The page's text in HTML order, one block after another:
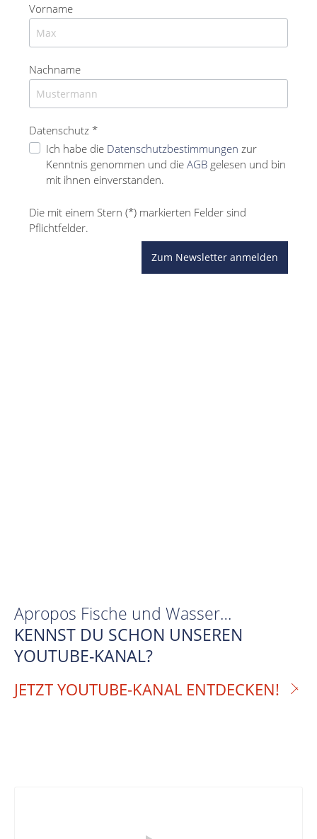
Vorname
Nachname
Datenschutz *
Ich habe die Datenschutzbestimmungen zur
Kenntnis genommen und die AGB gelesen und bin
mit ihnen einverstanden.
Die mit einem Stern (*) markierten Felder sind
Pflichtfelder.
Zum Newsletter anmelden
Apropos Fische und Wasser…
KENNST DU SCHON UNSEREN
YOUTUBE-KANAL?
JETZT YOUTUBE-KANAL ENTDECKEN!